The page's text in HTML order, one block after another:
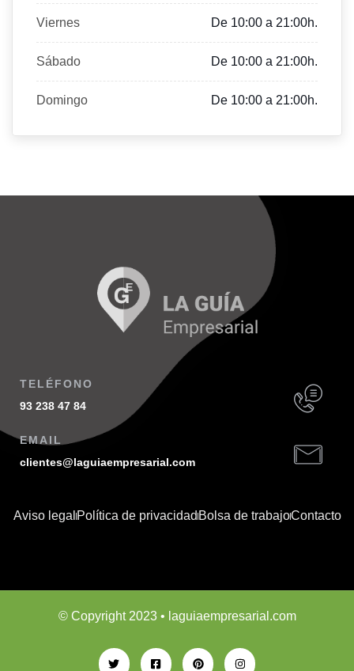
Viernes De 10:00 a 21:00h.
Sábado De 10:00 a 21:00h.
Domingo De 10:00 a 21:00h.
TELÉFONO
93 238 47 84
EMAIL
clientes@laguiaempresarial.com
Aviso legal Política de privacidadBolsa de trabajoContacto
© Copyright 2023 • laguiaempresarial.com